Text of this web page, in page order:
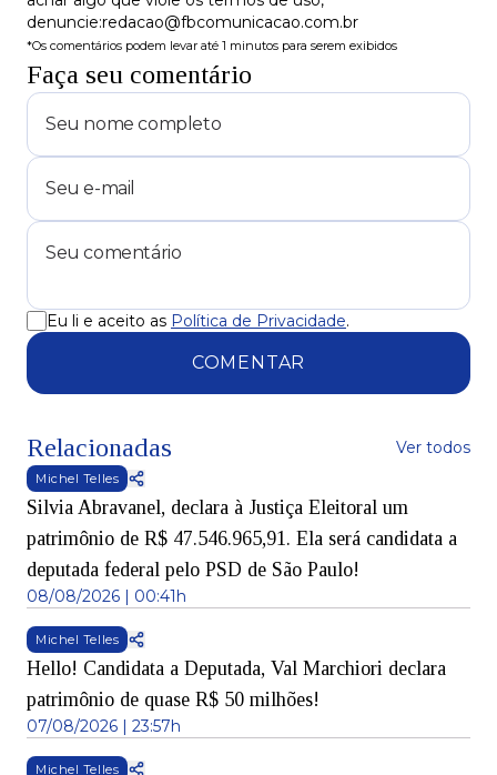
denuncie:redacao@fbcomunicacao.com.br
*Os comentários podem levar até 1 minutos para serem exibidos
Faça seu comentário
Eu li e aceito as Política de Privacidade.
COMENTAR
Relacionadas Ver todos
Michel Telles
Silvia Abravanel, declara à Justiça Eleitoral um
patrimônio de R$ 47.546.965,91. Ela será candidata a
deputada federal pelo PSD de São Paulo!
08/08/2026 | 00:41h
Michel Telles
Hello! Candidata a Deputada, Val Marchiori declara
patrimônio de quase R$ 50 milhões!
07/08/2026 | 23:57h
Michel Telles